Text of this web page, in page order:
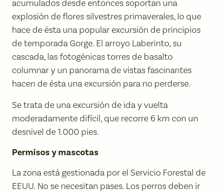
acumulados desde entonces soportan una
explosión de flores silvestres primaverales, lo que
hace de ésta una popular excursión de principios
de temporada Gorge. El arroyo Laberinto, su
cascada, las fotogénicas torres de basalto
columnar y un panorama de vistas fascinantes
hacen de ésta una excursión para no perderse.
Se trata de una excursión de ida y vuelta
moderadamente difícil, que recorre 6 km con un
desnivel de 1.000 pies.
Permisos y mascotas
La zona está gestionada por el Servicio Forestal de
EEUU. No se necesitan pases. Los perros deben ir